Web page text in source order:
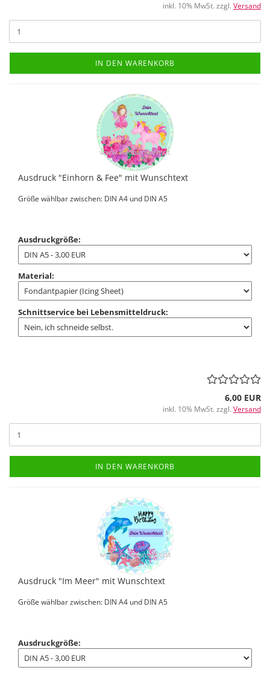
inkl. 10% MwSt. zzgl. Versand
IN DEN WARENKORB
Ausdruck "Einhorn & Fee" mit Wunschtext
Größe wählbar zwischen: DIN A4 und DIN A5
Ausdruckgröße:
Material:
Schnittservice bei Lebensmitteldruck:
6,00 EUR
inkl. 10% MwSt. zzgl. Versand
IN DEN WARENKORB
Ausdruck "Im Meer" mit Wunschtext
Größe wählbar zwischen: DIN A4 und DIN A5
Ausdruckgröße: